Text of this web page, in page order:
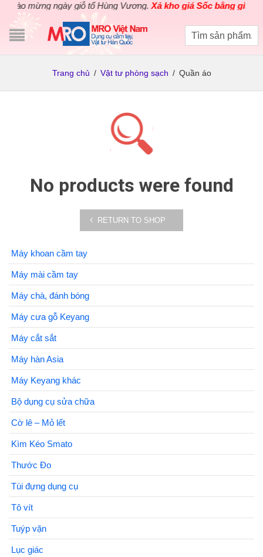
mừng ngày giỗ tổ Hùng Vương.Xả kho giá Sốc bằng giá Gốc
Trang chủ / Vật tư phòng sạch / Quần áo
No products were found
RETURN TO SHOP
Máy khoan cầm tay
Máy mài cầm tay
Máy chà, đánh bóng
Máy cưa gỗ Keyang
Máy cắt sắt
Máy hàn Asia
Máy Keyang khác
Bộ dụng cụ sửa chữa
Cờ lê – Mỏ lết
Kìm Kéo Smato
Thước Đo
Túi đựng dụng cụ
Tô vít
Tuýp vặn
Lục giác